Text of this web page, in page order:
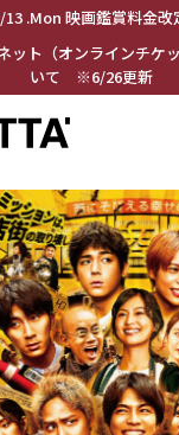
13 .Mon 映画鑑賞料金改
ット（オンラインチケ
いて ※6/26更新